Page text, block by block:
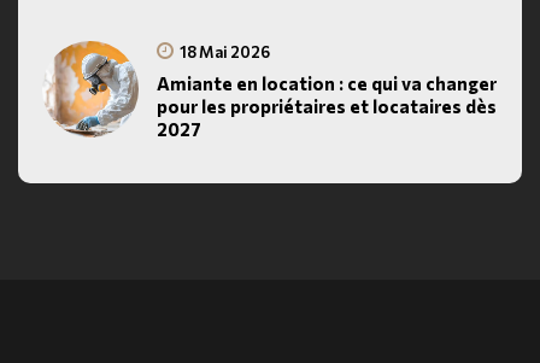
18 Mai 2026
Amiante en location : ce qui va changer
pour les propriétaires et locataires dès
2027